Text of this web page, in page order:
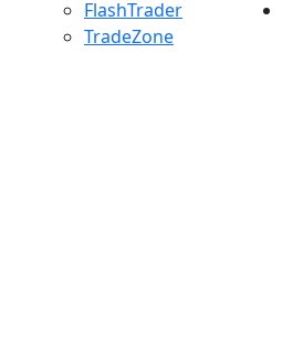
FlashTrader
TradeZone